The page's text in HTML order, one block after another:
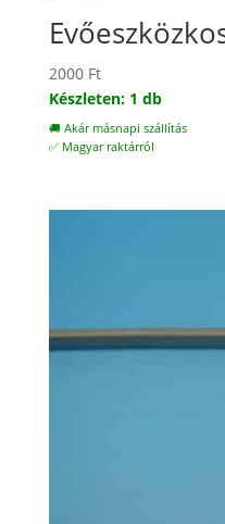
2000 Ft
Készleten: 1 db
🚚 Akár másnapi szállítás
✅ Magyar raktárról